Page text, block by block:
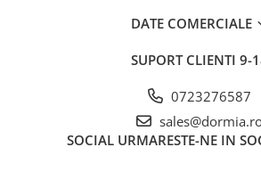
DATE COMERCIALE
SUPORT CLIENTI 9-
0723276587
SOCIAL URMARESTE-NE IN